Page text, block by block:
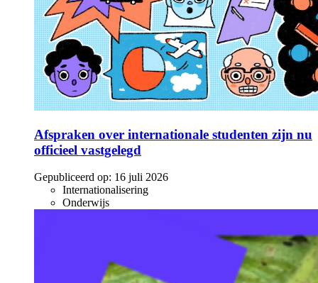
Afspraken over internationale studenten zijn nu
officieel vastgelegd
Gepubliceerd op: 16 juli 2026
Internationalisering
Onderwijs